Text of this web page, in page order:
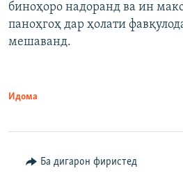
биноҳоро надоранд ва ин
паноҳгоҳ дар ҳолати
мешаванд.
Идома
Ба дигарон фиристед